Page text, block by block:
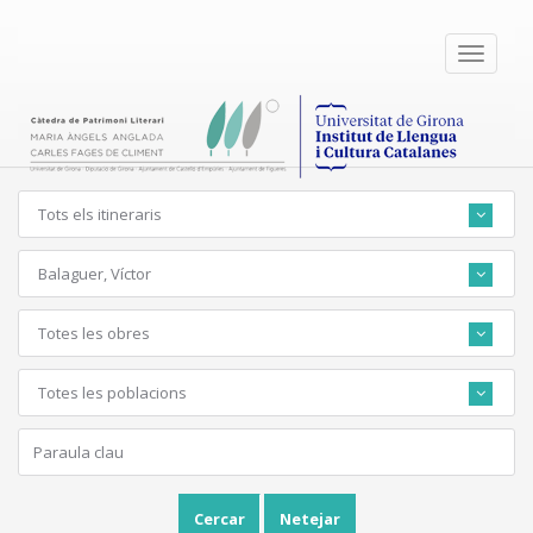
Toggle
Tots els itineraris
Balaguer, Víctor
Totes les obres
Totes les poblacions
Cercar Netejar